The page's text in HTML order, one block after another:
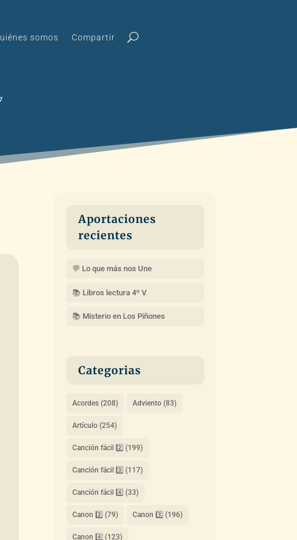
somos Compartir
Aportaciones
recientes
💬 Lo que más nos Une
📚 Libros lectura 4º V
📚 Misterio en Los Piñones
Categorias
Acordes(208) Adviento(83)
Artículo(254)
Canción fácil 2️⃣ (199)
Canción fácil 3️⃣ (117)
Canción fácil 4️⃣ (33)
Canon 2️⃣ (79) Canon 3️⃣ (196)
Canon 4️⃣ (123)